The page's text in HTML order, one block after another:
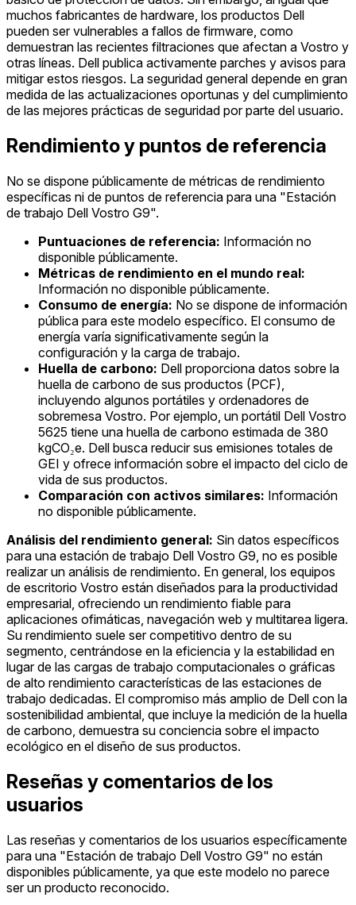
muchos fabricantes de hardware, los productos Dell
pueden ser vulnerables a fallos de firmware, como
demuestran las recientes filtraciones que afectan a Vostro y
otras líneas. Dell publica activamente parches y avisos para
mitigar estos riesgos. La seguridad general depende en gran
medida de las actualizaciones oportunas y del cumplimiento
de las mejores prácticas de seguridad por parte del usuario.
Rendimiento y puntos de referencia
No se dispone públicamente de métricas de rendimiento
específicas ni de puntos de referencia para una "Estación
de trabajo Dell Vostro G9".
Puntuaciones de referencia: Información no
disponible públicamente.
Métricas de rendimiento en el mundo real:
Información no disponible públicamente.
Consumo de energía: No se dispone de información
pública para este modelo específico. El consumo de
energía varía significativamente según la
configuración y la carga de trabajo.
Huella de carbono: Dell proporciona datos sobre la
huella de carbono de sus productos (PCF),
incluyendo algunos portátiles y ordenadores de
sobremesa Vostro. Por ejemplo, un portátil Dell Vostro
5625 tiene una huella de carbono estimada de 380
kgCO₂e. Dell busca reducir sus emisiones totales de
GEI y ofrece información sobre el impacto del ciclo de
vida de sus productos.
Comparación con activos similares: Información
no disponible públicamente.
Análisis del rendimiento general: Sin datos específicos
para una estación de trabajo Dell Vostro G9, no es posible
realizar un análisis de rendimiento. En general, los equipos
de escritorio Vostro están diseñados para la productividad
empresarial, ofreciendo un rendimiento fiable para
aplicaciones ofimáticas, navegación web y multitarea ligera.
Su rendimiento suele ser competitivo dentro de su
segmento, centrándose en la eficiencia y la estabilidad en
lugar de las cargas de trabajo computacionales o gráficas
de alto rendimiento características de las estaciones de
trabajo dedicadas. El compromiso más amplio de Dell con la
sostenibilidad ambiental, que incluye la medición de la huella
de carbono, demuestra su conciencia sobre el impacto
ecológico en el diseño de sus productos.
Reseñas y comentarios de los
usuarios
Las reseñas y comentarios de los usuarios específicamente
para una "Estación de trabajo Dell Vostro G9" no están
disponibles públicamente, ya que este modelo no parece
ser un producto reconocido.